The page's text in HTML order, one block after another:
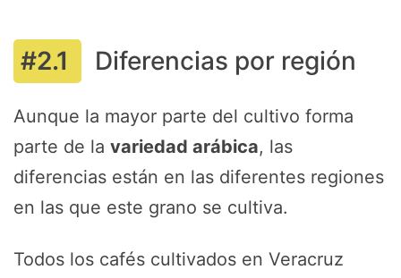
Diferencias por región
Aunque la mayor parte del cultivo forma
parte de la variedad arábica, las
diferencias están en las diferentes regiones
en las que este grano se cultiva.
Todos los cafés cultivados en Veracruz